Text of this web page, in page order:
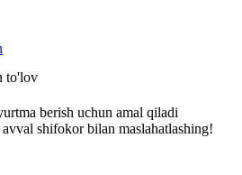
to'lov
berish uchun amal qiladi
shifokor bilan maslahatlashing!